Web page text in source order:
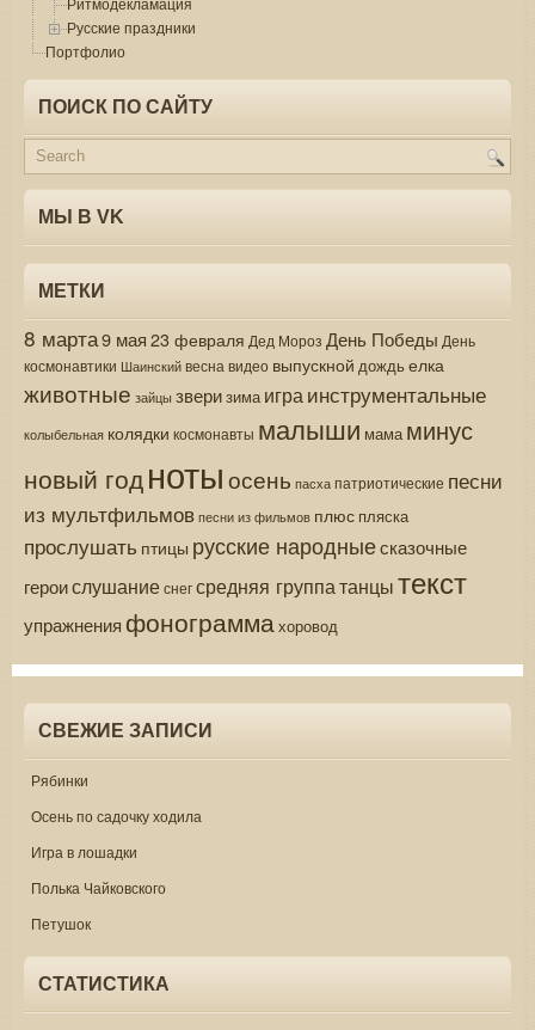
Русские праздники
Портфолио
ПОИСК ПО САЙТУ
МЫ В VK
МЕТКИ
8 марта9 мая 23 февраля Дед Мороз День Победы День
космонавтики Шаинскийвесна видео выпускной дождь елка
животные зайцы зверизима игра инструментальные
колыбельная колядки космонавты малыши мама минус
новый годнотыосень пасха патриотические песни
из мультфильмов песни из фильмов плюс пляска
прослушать птицы русские народныесказочные
героислушаниеснегсредняя группатанцытекст
упражнения фонограммахоровод
СВЕЖИЕ ЗАПИСИ
Рябинки
Осень по садочку ходила
Игра в лошадки
Полька Чайковского
Петушок
СТАТИСТИКА